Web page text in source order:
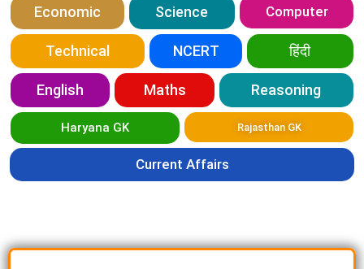
Economic Science Computer
Technical NCERT हिंदी
English Maths Reasoning
Haryana GK Rajasthan GK
Current Affairs